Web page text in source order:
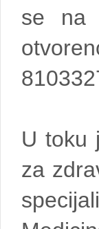
se na
U toku
za